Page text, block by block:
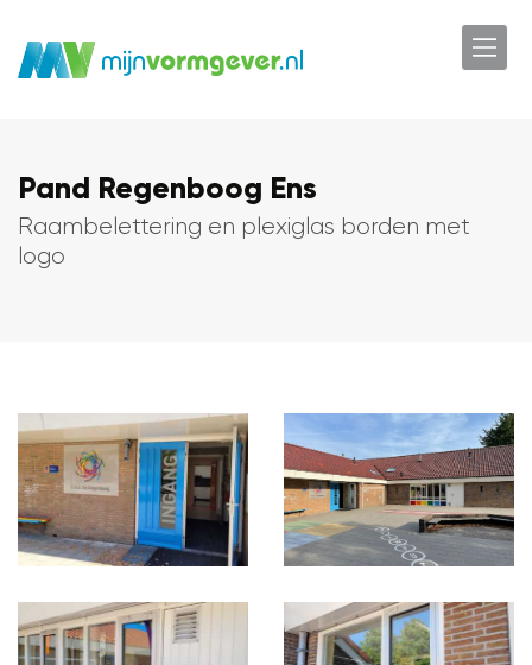
Pand Regenboog Ens
Raambelettering en plexiglas borden met
logo